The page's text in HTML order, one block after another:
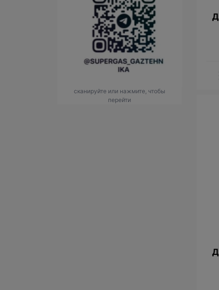
сканируйте или нажмите, чтобы
перейти